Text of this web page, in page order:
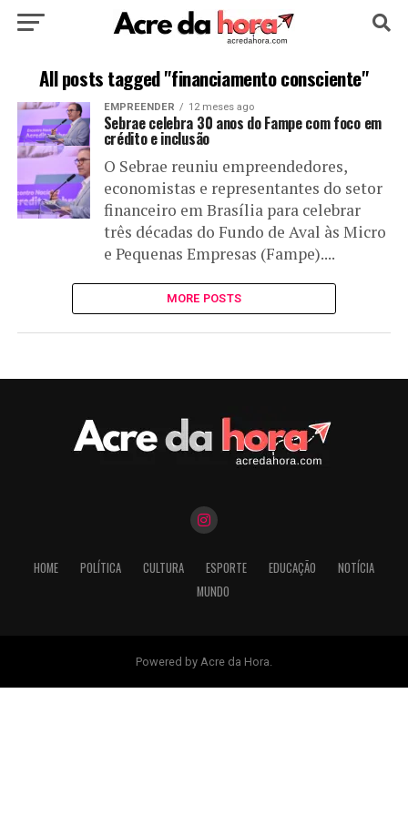
HOME POLÍTICA CULTURA
EDUCAÇÃO NOTÍCIA MUNDO
All posts tagged "financiamento consciente"
EMPREENDER 12 meses ago
Sebrae celebra 30 anos do Fampe com foco em
crédito e inclusão
O Sebrae reuniu empreendedores,
economistas e representantes do setor
financeiro em Brasília para celebrar
três décadas do Fundo de Aval às Micro
e Pequenas Empresas (Fampe)....
MORE POSTS
HOME POLÍTICA CULTURA ESPORTE EDUCAÇÃO
NOTÍCIA
MUNDO
Powered by Acre da Hora.